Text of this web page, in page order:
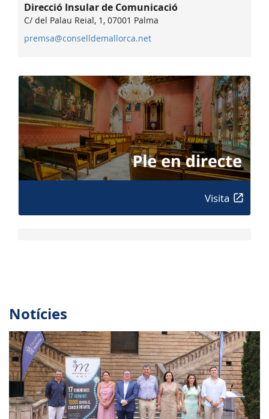
Direcció Insular de Comunicació
C/ del Palau Reial, 1, 07001 Palma
premsa@conselldemallorca.net
Visita
Notícies